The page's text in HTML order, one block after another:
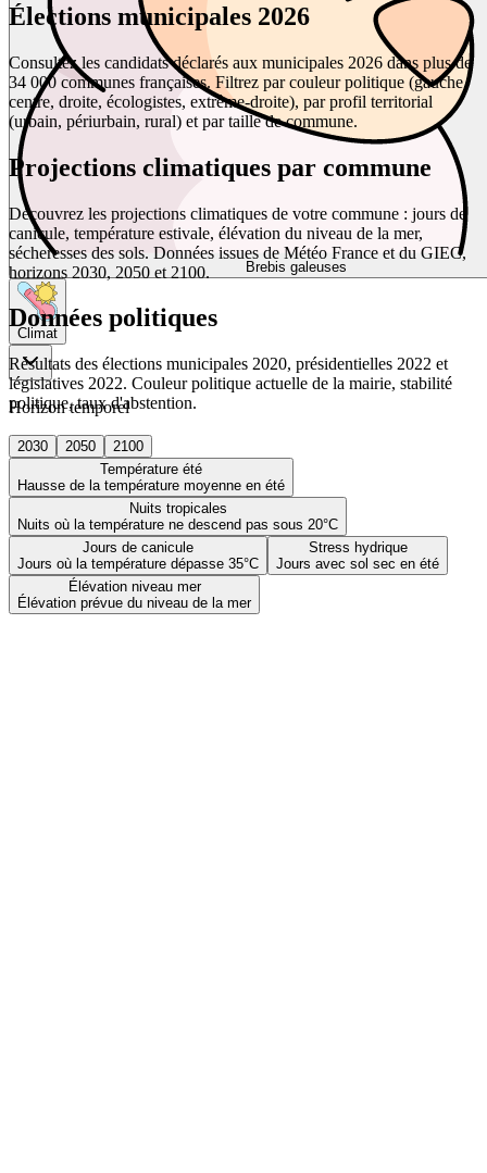
Brebis galeuses
Climat
Horizon temporel
2030 2050
2100
Température été
Hausse de la température moyenne en été
Nuits tropicales
Nuits où la température ne descend pas sous 20°C
Jours de canicule
Jours où la température dépasse 35°C
Stress hydrique
Jours avec sol sec en été
Élévation niveau mer
Élévation prévue du niveau de la mer
Élections municipales 2026
Consultez les candidats déclarés aux municipales 2026 dans plus de
34 000 communes françaises. Filtrez par couleur politique (gauche,
centre, droite, écologistes, extrême-droite), par profil territorial
(urbain, périurbain, rural) et par taille de commune.
Projections climatiques par commune
Découvrez les projections climatiques de votre commune : jours de
canicule, température estivale, élévation du niveau de la mer,
sécheresses des sols. Données issues de Météo France et du GIEC,
horizons 2030, 2050 et 2100.
Données politiques
Résultats des élections municipales 2020, présidentielles 2022 et
législatives 2022. Couleur politique actuelle de la mairie, stabilité
politique, taux d'abstention.